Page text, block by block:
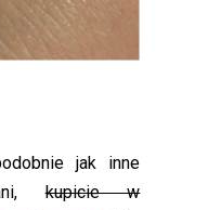
jak inne
kupicie w